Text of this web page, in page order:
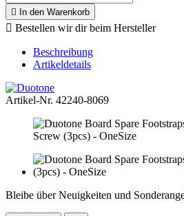
 In den Warenkorb
 Bestellen wir dir beim Hersteller
Beschreibung
Artikeldetails
Artikel-Nr. 42240-8069
Bleibe über Neuigkeiten und